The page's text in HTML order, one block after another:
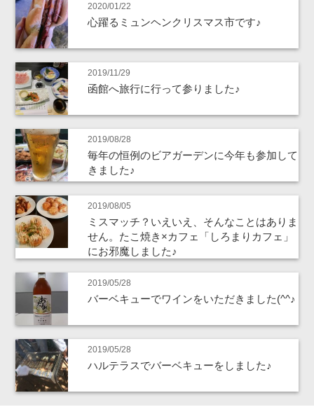
2020/01/22
心躍るミュンヘンクリスマス市です♪
2019/11/29
函館へ旅行に行って参りました♪
2019/08/28
毎年の恒例のビアガーデンに今年も参加して
きました♪
2019/08/05
ミスマッチ？いえいえ、そんなことはありま
せん。たこ焼き×カフェ「しろまりカフェ」
にお邪魔しました♪
2019/05/28
バーベキューでワインをいただきました(^^♪
2019/05/28
ハルテラスでバーベキューをしました♪